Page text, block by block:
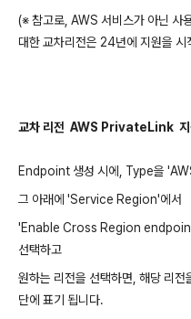
(※ 참고로, AWS 서비스가 아닌
대한 교차리전은 24년에 지원을 시
교차 리전 AWS PrivateLink 지
Endpoint 생성 시에, Type을
그 아래에 'Service Region'에서
'Enable Cross Region endpoint'
선택하고
원하는 리전을 선택하면, 해당 리
단에 표기 됩니다.